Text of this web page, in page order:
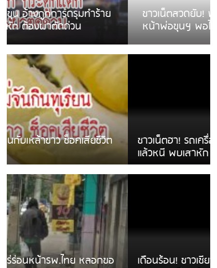
ชาวเน็ตสวดยับ! พบพม่าเร่ขายพวงมาลัย
หน้าพ่อขุนฯ พอไม่ซื้อเดินตาม
ชาวเน็ตฮา! รถเครื่องแม่สายชนป้ายร้านโลงศพ
แล้วหนี พบเสาหัก เบรคหัก หวิดได้ใช้บริการ
เดือนร้อน! ชาวเชียงรายบ่นรถ Isuzu สีขาวซิ่ง